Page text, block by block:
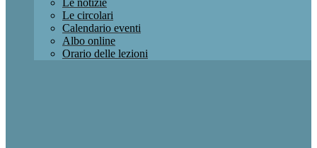
Le notizie
Le circolari
Calendario eventi
Albo online
Orario delle lezioni